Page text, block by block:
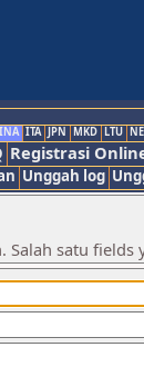
INA ITA JPN MKD LTU
Registrasi
Unggah log
satu